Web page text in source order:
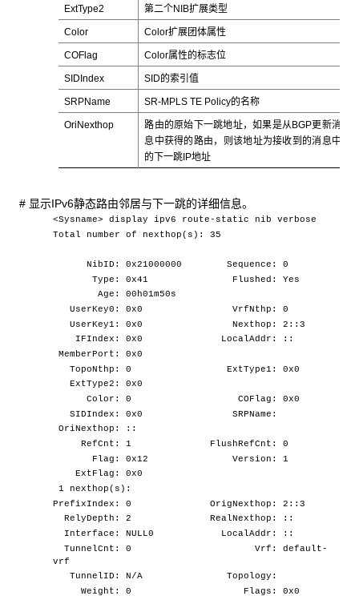
ExtType2 第二个NIB扩展类型
Color Color扩展团体属性
COFlag Color属性的标志位
SIDIndex SID的索引值
SRPName SR-MPLS TE Policy的名称
OriNexthop
路由的原始下一跳地址，如果是从BGP更新消
息中获得的路由，则该地址为接收到的消息中
的下一跳IP地址
# 显示IPv6静态路由邻居与下一跳的详细信息。
<Sysname> display ipv6 route-static nib verbose
Total number of nexthop(s): 35
NibID: 0x21000000 Sequence: 0
Type: 0x41 Flushed: Yes
Age: 00h01m50s
UserKey0: 0x0 VrfNthp: 0
UserKey1: 0x0 Nexthop: 2::3
IFIndex: 0x0 LocalAddr: ::
MemberPort: 0x0
TopoNthp: 0 ExtType1: 0x0
ExtType2: 0x0
Color: 0 COFlag: 0x0
SIDIndex: 0x0 SRPName:
OriNexthop: ::
RefCnt: 1 FlushRefCnt: 0
Flag: 0x12 Version: 1
ExtFlag: 0x0
1 nexthop(s):
PrefixIndex: 0 OrigNexthop: 2::3
RelyDepth: 2 RealNexthop: ::
Interface: NULL0 LocalAddr: ::
TunnelCnt: 0 Vrf: default-
vrf
TunnelID: N/A Topology:
Weight: 0 Flags: 0x0